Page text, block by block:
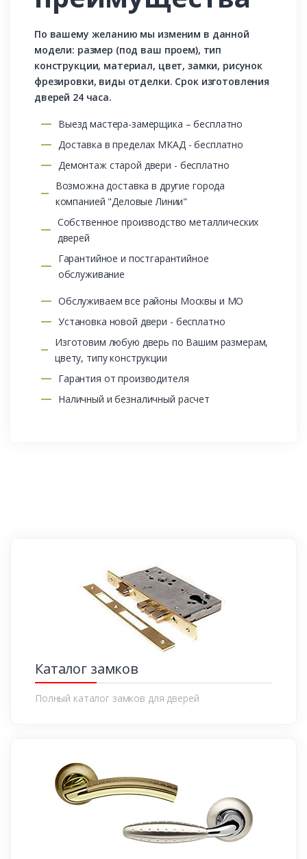
По вашему желанию мы изменим в данной
модели: размер (под ваш проем), тип
конструкции, материал, цвет, замки, рисунок
фрезировки, виды отделки. Срок изготовления
дверей 24 часа.
Выезд мастера-замерщика – бесплатно
Доставка в пределах МКАД - бесплатно
Демонтаж старой двери - бесплатно
Возможна доставка в другие города
компанией "Деловые Линии"
Собственное производство металлических
дверей
Гарантийное и постгарантийное
обслуживание
Обслуживаем все районы Москвы и МО
Установка новой двери - бесплатно
Изготовим любую дверь по Вашим размерам,
цвету, типу конструкции
Гарантия от производителя
Наличный и безналичный расчет
Каталог замков
Полный каталог замков для дверей